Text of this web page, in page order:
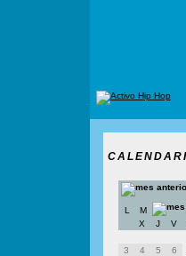
L
M
X
J V
3
4 5 6